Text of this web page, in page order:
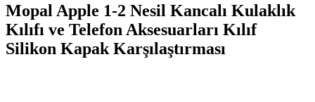
Mopal Apple 1-2 Nesil Kancalı Kulaklık
Kılıfı ve Telefon Aksesuarları Kılıf
Silikon Kapak Karşılaştırması